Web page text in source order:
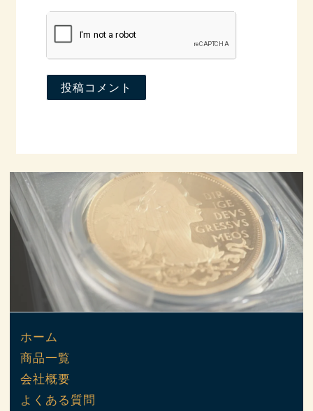
ホーム
商品一覧
会社概要
よくある質問